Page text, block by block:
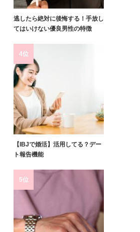
逃したら絶対に後悔する！手放し
てはいけない優良男性の特徴
4位
【IBJで婚活】活用してる？デー
ト報告機能
5位